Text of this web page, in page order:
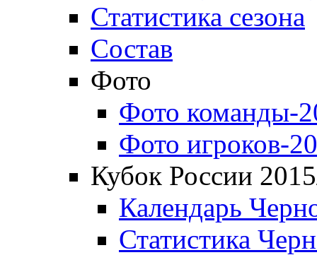
Статистика сезона
Состав
Фото
Фото команды-
Фото игроков-
Кубок России
Календарь
Статистика